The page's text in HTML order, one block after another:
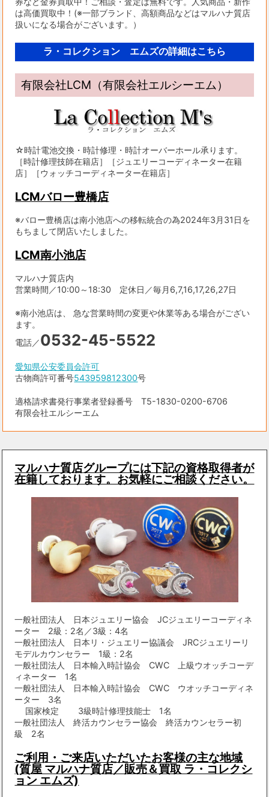
は高価買取中！(※一部ブランド、高額商品などはマルハナ質店
扱いになる場合がございます。）
ラ・コレクション エムズの詳細はこちら
有限会社LCM（有限会社エルシーエム）
☆時計電池交換・時計修理・時計オーバーホール承ります。
［時計修理技師在籍店］［ジュエリーコーディネーター在籍
店］［ウォッチコーディネーター在籍店］
LCMバロー豊橋店
※バロー豊橋店は南小池店への移転統合の為2024年3月31日を
もちまして閉店いたしました。
LCM南小池店
マルハナ質店内
営業時間／10:00～18:30 定休日／毎月6,7,16,17,26,27日
※南小池店は、 急な営業時間の変更や休業等ある場合がござい
ます。
電話／0532-45-5522
愛知県公安委員会許可
古物商許可番号543959812300号
適格請求書発行事業者登録番号 T5-1830-0200-6706
有限会社エルシーエム
マルハナ質店グループには下記の資格取得者が
在籍しております。お気軽にご相談ください。
一般社団法人 日本ジュエリー協会 JCジュエリーコーディネ
ーター 2級：2名／3級：4名
一般社団法人 日本リ・ジュエリー協議会 JRCジュエリーリ
モデルカウンセラー 1級：2名
一般社団法人 日本輸入時計協会 CWC 上級ウオッチコーデ
ィネーター 1名
一般社団法人 日本輸入時計協会 CWC ウオッチコーディネ
ーター 3名
国家検定 3級時計修理技能士 1名
一般社団法人 終活カウンセラー協会 終活カウンセラー初
級 2名
ご利用・ご来店いただいたお客様の主な地域
(質屋 マルハナ質店／販売＆買取 ラ・コレクシ
ョン エムズ)